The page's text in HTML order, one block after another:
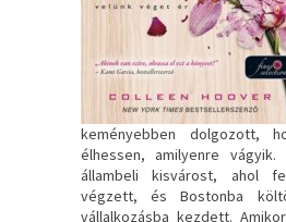
keményebben dolgozott,
élhessen, amilyenre vágyik.
állambeli kisvárost, ahol
végzett, és Bostonba
vállalkozásba kezdett.